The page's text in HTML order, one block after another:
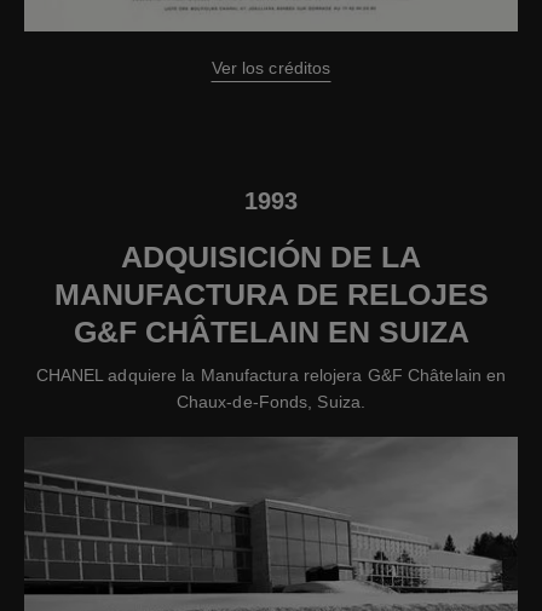
Ver los créditos
1993
ADQUISICIÓN DE LA
MANUFACTURA DE RELOJES
G&F CHÂTELAIN EN SUIZA
CHANEL adquiere la Manufactura relojera G&F Châtelain en
Chaux-de-Fonds, Suiza.